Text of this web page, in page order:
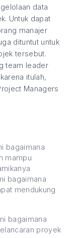
data
Untuk dapat
manajer
dituntut untuk
tersebut.
team leader
itulah,
Managers
bagaimana
mampu
bagaimana
mendukung
bagaimana
proyek